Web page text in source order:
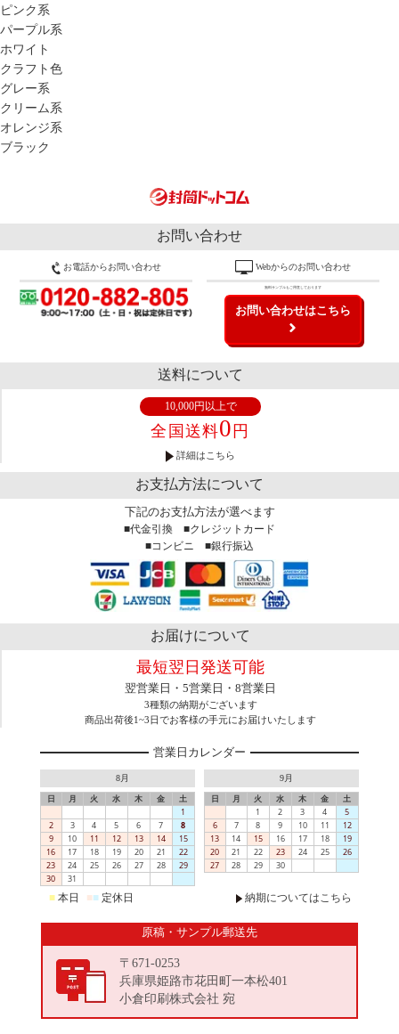
ピンク系
パープル系
ホワイト
クラフト色
グレー系
クリーム系
オレンジ系
ブラック
お問い合わせ
お電話からお問い合わせ Webからのお問い合わせ
無料サンプルもご用意しております
お問い合わせはこちら
送料について
10,000円以上で
全国送料0 円
詳細はこちら
お支払方法について
下記のお支払方法が選べます
■代金引換 ■クレジットカード
■コンビニ ■銀行振込
お届けについて
最短翌日発送可能
翌営業日・5営業日・8営業日
3種類の納期がございます
商品出荷後1~3日でお客様の手元にお届けいたします
営業日カレンダー
8月
日 月 火 水 木 金
土
1
2
3 4 5 6 7
8
9
10 11 12 13 14
15
16
17 18 19 20 21
22
23
24 25 26 27 28
29
30
31
9月
日 月 火 水 木 金
土
1
2 3 4
5
6
7 8 9 10 11
12
13
14 15 16 17 18
19
20
21 22 23 24 25
26
27
28 29 30
■ 本日 ■■ 定休日 納期についてはこちら
原稿・サンプル郵送先
〒671-0253
兵庫県姫路市花田町一本松401
小倉印刷株式会社 宛